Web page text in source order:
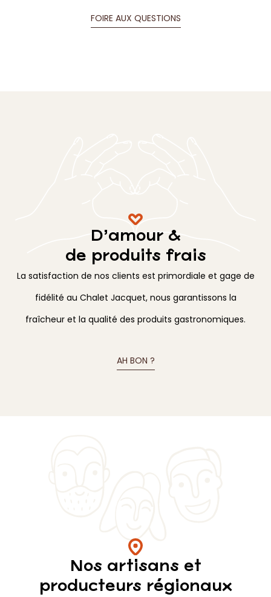
FOIRE AUX QUESTIONS
Nos artisans et
producteurs régionaux
D’amour &
de produits frais
La satisfaction de nos clients est primordiale et gage de
fidélité au Chalet Jacquet, nous garantissons la
fraîcheur et la qualité des produits gastronomiques.
AH BON ?